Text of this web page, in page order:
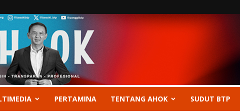
PERTAMINA TENTANG AHOK SUDUT BTP